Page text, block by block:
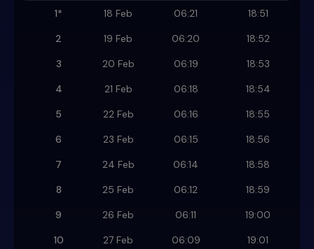
1* 18 Feb 06:21
18:51
2
19 Feb 06:20
18:52
3
20 Feb 06:19
18:53
4
21 Feb 06:18
18:54
5
22 Feb 06:16
18:55
6
23 Feb 06:15
18:56
7
24 Feb 06:14
18:58
8
25 Feb 06:12
18:59
9
26 Feb 06:11
19:00
10
27 Feb 06:09
19:01